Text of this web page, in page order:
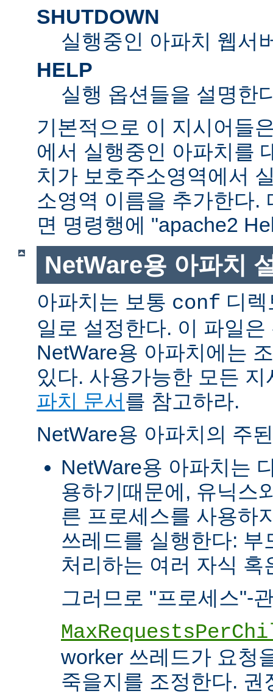
SHUTDOWN
실행중인 아파치 웹서
HELP
실행 옵션들을 설명한
기본적으로 이 지시어들
에서 실행중인 아파치를
치가 보호주소영역에서
소영역 이름을 추가한다.
면 명령행에 "apache2
NetWare용 아파치
아파치는 보통 conf 디
일로 설정한다. 이 파일
NetWare용 아파치에는
있다. 사용가능한 모든
파치 문서를 참고하라.
NetWare용 아파치의 주
NetWare용 아파치는
용하기때문에, 유닉스
른 프로세스를 사용하
쓰레드를 실행한다: 부
처리하는 여러 자식 혹
그러므로 "프로세스"-
worker 쓰레드가 요청
죽을지를 조정한다. 권